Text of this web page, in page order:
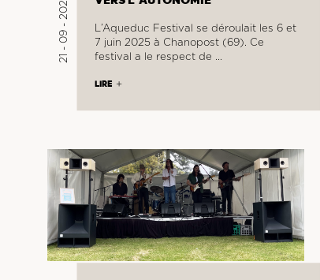
21 - 09 - 2025
L’Aqueduc Festival se déroulait les 6 et
7 juin 2025 à Chanopost (69). Ce
festival a le respect de …
LIRE